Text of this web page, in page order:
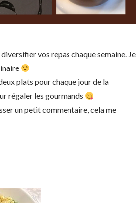
vos repas chaque semaine. Je
plats pour chaque jour de la
régaler les gourmands
un petit commentaire, cela me